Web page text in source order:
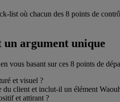
list où chacun des 8 points de
un argument unique
vous basant sur ces 8 points de
et visuel ?
client et inclut-il un élément
et attirant ?